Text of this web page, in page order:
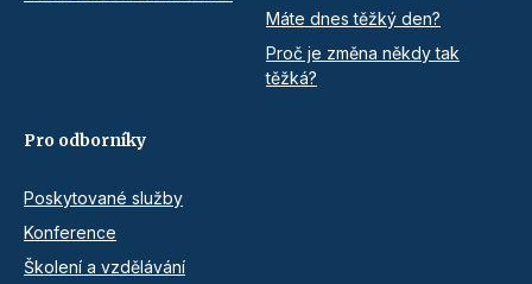
Máte dnes těžký den?
Proč je změna někdy tak
těžká?
Pro odborníky
Poskytované služby
Konference
Školení a vzdělávání